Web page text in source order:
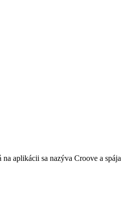
aplikácii sa nazýva Croove a spája